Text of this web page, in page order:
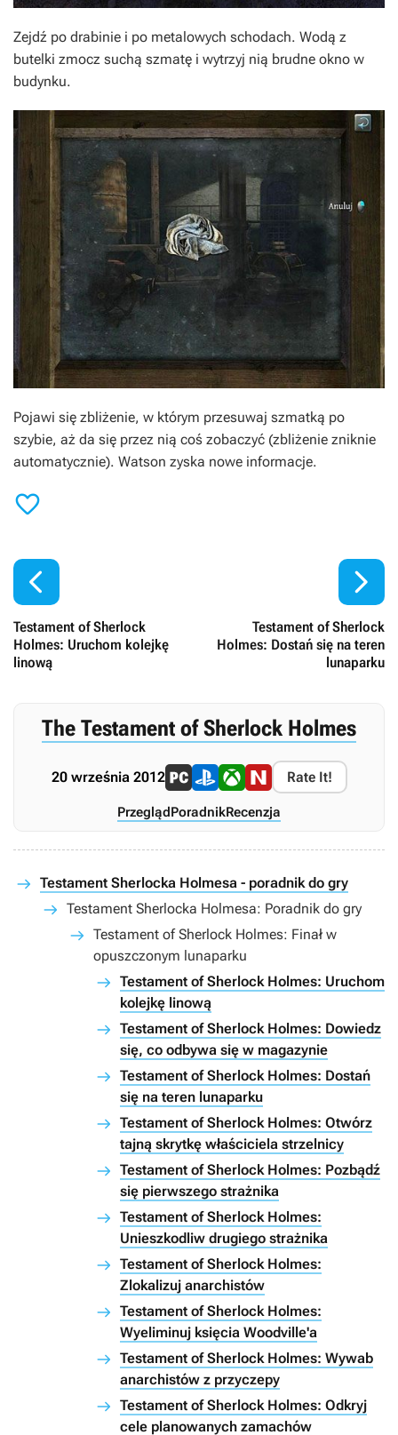
Zejdź po drabinie i po metalowych schodach. Wodą z
butelki zmocz suchą szmatę i wytrzyj nią brudne okno w
budynku.
Pojawi się zbliżenie, w którym przesuwaj szmatką po
szybie, aż da się przez nią coś zobaczyć (zbliżenie zniknie
automatycznie). Watson zyska nowe informacje.


Testament of Sherlock
Holmes: Uruchom kolejkę
linową
Testament of Sherlock
Holmes: Dostań się na teren
lunaparku

The Testament of Sherlock Holmes
20 września 2012 Rate It!
PrzeglądPoradnikRecenzja
Testament Sherlocka Holmesa - poradnik do gry
Testament Sherlocka Holmesa: Poradnik do gry
Testament of Sherlock Holmes: Finał w
opuszczonym lunaparku
Testament of Sherlock Holmes: Uruchom
kolejkę linową
Testament of Sherlock Holmes: Dowiedz
się, co odbywa się w magazynie
Testament of Sherlock Holmes: Dostań
się na teren lunaparku
Testament of Sherlock Holmes: Otwórz
tajną skrytkę właściciela strzelnicy
Testament of Sherlock Holmes: Pozbądź
się pierwszego strażnika
Testament of Sherlock Holmes:
Unieszkodliw drugiego strażnika
Testament of Sherlock Holmes:
Zlokalizuj anarchistów
Testament of Sherlock Holmes:
Wyeliminuj księcia Woodville'a
Testament of Sherlock Holmes: Wywab
anarchistów z przyczepy
Testament of Sherlock Holmes: Odkryj
cele planowanych zamachów